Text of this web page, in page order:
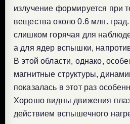
излучение формируется при
вещества около 0.6 млн.
слишком горячая для
а для ядер вспышки,
В этой области, однако,
магнитные структуры,
показалась в этот раз
Хорошо видны движения
действием вспышечного